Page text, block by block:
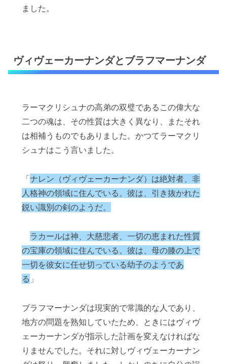
ました。
ヴィヴェーカーナンダとブラフマーナンダ
ラーマクリシュナの高弟の双璧であるこの偉大な
二つの魂は、その性質は大きく異なり、またそれ
は相補うものでもありました。かつてラーマクリ
シュナはこう言いました。
「ナレン（ヴィヴェーカーナンダ）は絶対者、非
人格神の領域に住んでいる。彼は、引き抜かれた
鋭い識別の剣のようだ。
ラカールは神、大慈悲者、一切の恵まれた性質
の宝庫の領域に住んでいる。彼は、母の膝の上で
一切を彼女に任せ切っている幼子のようであ
る 」
ブラフマーナンダは現実的で常識的な人であり、
地方の問題を熟知していたため、ときにはヴィヴ
ェーカーナンダが指示した計画を変えなければな
りませんでした。それに対しヴィヴェーカーナン